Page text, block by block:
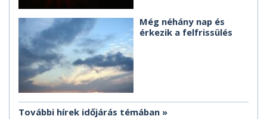
Még néhány nap és
érkezik a felfrissülés
További hírek időjárás témában